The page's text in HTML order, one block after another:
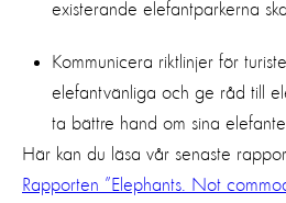
existerande elefantparkerna
Kommunicera riktlinjer för
elefantvänliga och ge råd till
ta bättre hand om sina
Här kan du läsa vår senaste
Rapporten ”Elephants. Not